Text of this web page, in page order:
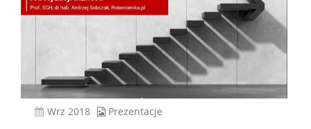
wrz 2018 Prezentacje